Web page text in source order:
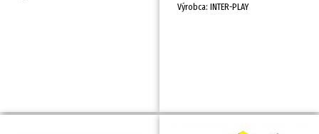
Výrobca: INTER-PLAY